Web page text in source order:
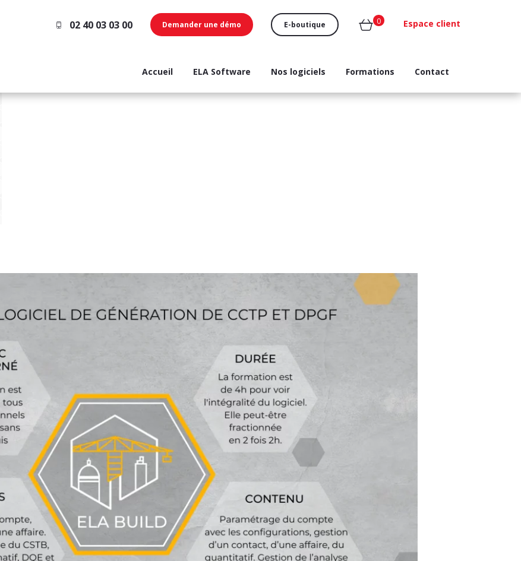
02 40 03 03 00 Demander une démo E-boutique 0 Espace client
Accueil ELA Software Nos logiciels Formations Contact